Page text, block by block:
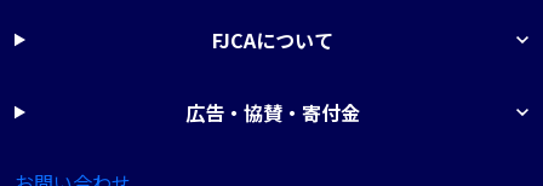
FJCAについて
広告・協賛・寄付金